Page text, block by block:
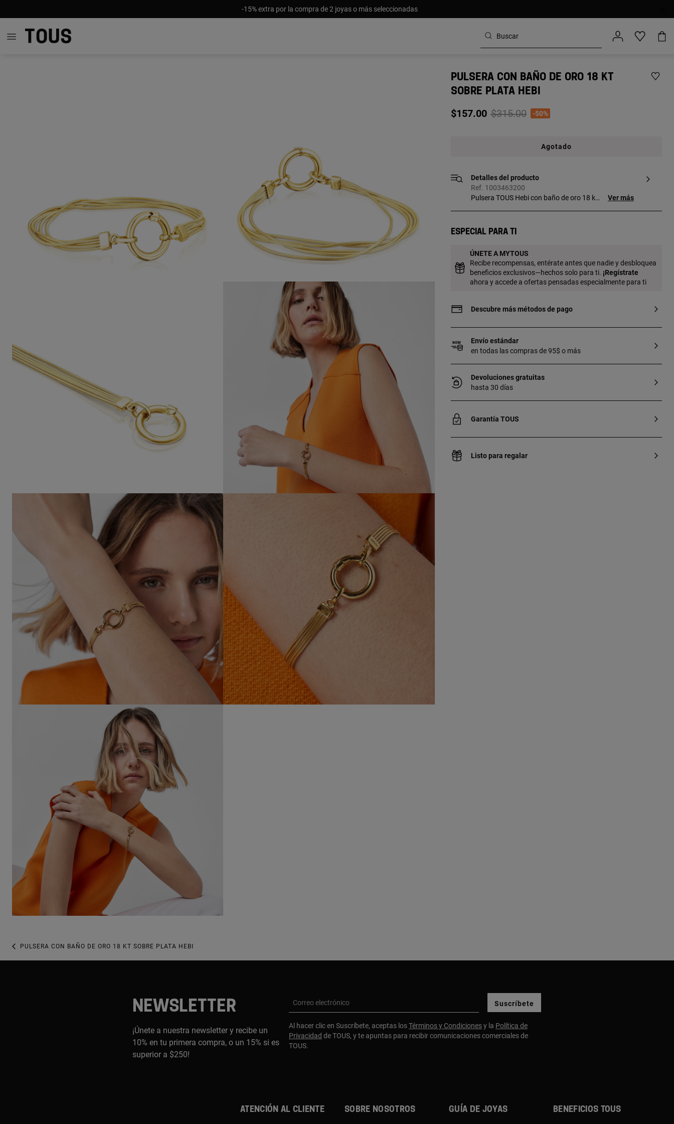
-15% extra por la compra de 2 joyas o más seleccionadas
PULSERA CON BAÑO DE ORO 18 KT
SOBRE PLATA HEBI
$157.00 Price reduced from
$315.00to-50%
Agotado
Detalles del producto
Ref. 1003463200
Pulsera TOUS Hebi con baño de oro 18 kt
pulsera: 17,5 cm. Técnica de producción:
primera ley con baño de oro de 18 a 23 kt
y 3 micras de espesor. Esta calidad
garantiza una mayor durabilidad de la
joya.
Ver más
Especial para ti
ÚNETE A MYTOUS
Recibe recompensas, entérate antes que nadie y desbloquea
beneficios exclusivos—hechos solo para ti. ¡Regístrate
ahora y accede a ofertas pensadas especialmente para ti
Descubre más métodos de pago
Envío estándar
en todas las compras de 95$ o más
Devoluciones gratuitas
hasta 30 días
Garantía TOUS
Listo para regalar
PULSERA CON BAÑO DE ORO 18 KT SOBRE PLATA HEBI
NEWSLETTER
¡Únete a nuestra newsletter y recibe un
10% en tu primera compra, o un 15% si es
superior a $250!
Correo electrónico Suscríbete
Al hacer clic en Suscríbete, aceptas losTérminos y Condicionesy la Política de
Privacidad de TOUS, y te apuntas para recibir comunicaciones comerciales de
TOUS.
ATENCIÓN AL CLIENTE SOBRE NOSOTROS GUÍA DE JOYAS BENEFICIOS TOUS